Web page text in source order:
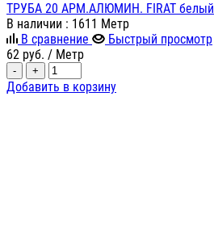
ТРУБА 20 АРМ.АЛЮМИН. FIRAT белый
В наличии : 1611 Метр
В сравнение
Быстрый просмотр
62 руб. / Метр
- +
Добавить в корзину